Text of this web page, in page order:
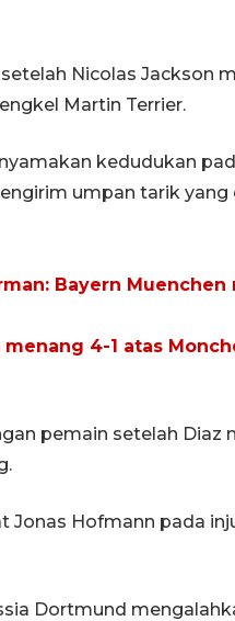
Nicolas Jackson
Martin Terrier.
kedudukan
umpan tarik yang
Bayern
4-1 atas
pemain setelah Diaz
Jonas Hofmann pada
Dortmund